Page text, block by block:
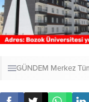
GÜNDEM Merkez